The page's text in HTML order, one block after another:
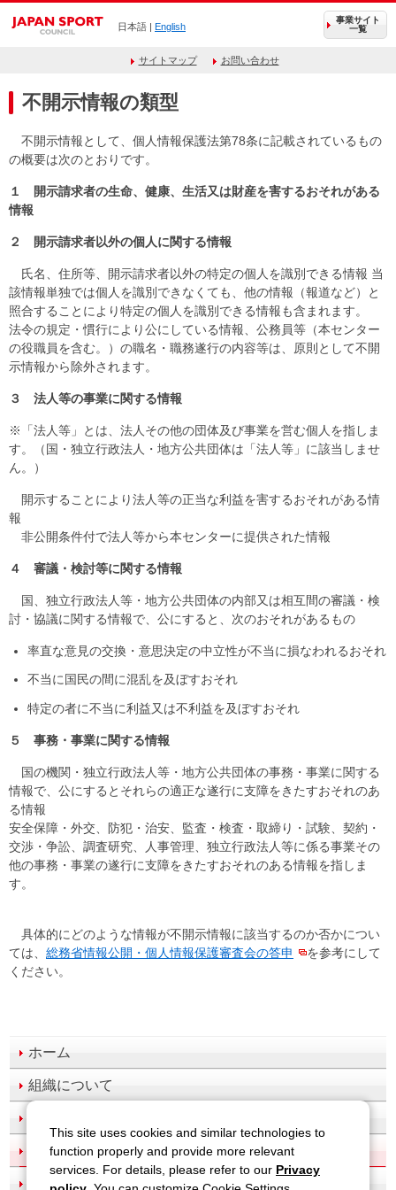
日本語 | English
事業サイト
一覧
サイトマップ お問い合わせ
ホーム
組織について
情報公開
調達情報
不開示情報の類型
不開示情報として、個人情報保護法第78条に記載されているもの
の概要は次のとおりです。
１ 開示請求者の生命、健康、生活又は財産を害するおそれがある
情報
２ 開示請求者以外の個人に関する情報
氏名、住所等、開示請求者以外の特定の個人を識別できる情報 当
該情報単独では個人を識別できなくても、他の情報（報道など）と
照合することにより特定の個人を識別できる情報も含まれます。
法令の規定・慣行により公にしている情報、公務員等（本センター
の役職員を含む。）の職名・職務遂行の内容等は、原則として不開
示情報から除外されます。
３ 法人等の事業に関する情報
※「法人等」とは、法人その他の団体及び事業を営む個人を指しま
す。（国・独立行政法人・地方公共団体は「法人等」に該当しませ
ん。）
開示することにより法人等の正当な利益を害するおそれがある情
報
非公開条件付で法人等から本センターに提供された情報
４ 審議・検討等に関する情報
国、独立行政法人等・地方公共団体の内部又は相互間の審議・検
討・協議に関する情報で、公にすると、次のおそれがあるもの
率直な意見の交換・意思決定の中立性が不当に損なわれるおそれ
不当に国民の間に混乱を及ぼすおそれ
特定の者に不当に利益又は不利益を及ぼすおそれ
５ 事務・事業に関する情報
国の機関・独立行政法人等・地方公共団体の事務・事業に関する
情報で、公にするとそれらの適正な遂行に支障をきたすおそれのあ
る情報
安全保障・外交、防犯・治安、監査・検査・取締り・試験、契約・
交渉・争訟、調査研究、人事管理、独立行政法人等に係る事業その
他の事務・事業の遂行に支障をきたすおそれのある情報を指しま
す。
具体的にどのような情報が不開示情報に該当するのか否かについ
ては、 総務省情報公開・個人情報保護審査会の答申
を参考にして
ください。
This site uses cookies and similar technologies to
function properly and provide more relevant
services. For details, please refer to our Privacy